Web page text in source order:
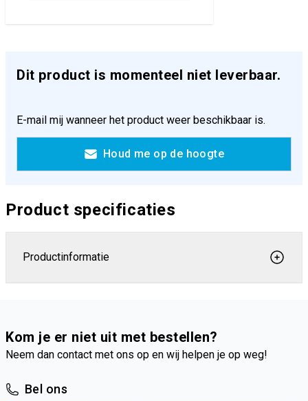
Dit product is momenteel niet leverbaar.
E-mail mij wanneer het product weer beschikbaar is.
Houd me op de hoogte
Product specificaties
Productinformatie
Kom je er niet uit met bestellen?
Neem dan contact met ons op en wij helpen je op weg!
Bel ons